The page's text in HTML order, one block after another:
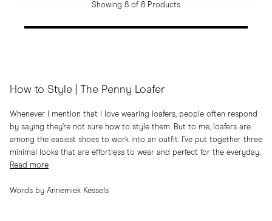
Showing 8 of 8 Products
How to Style | The Penny Loafer
Whenever I mention that I love wearing loafers, people often respond
by saying they’re not sure how to style them. But to me, loafers are
among the easiest shoes to work into an outfit. I’ve put together three
minimal looks that are effortless to wear and perfect for the everyday.
Read more
Words by Annemiek Kessels